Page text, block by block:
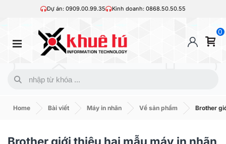
Dự án: 0909.00.99.35 Kinh doanh: 0868.50.50.55
0
Home Bài viết Máy in nhãn Về sản phẩm Brother